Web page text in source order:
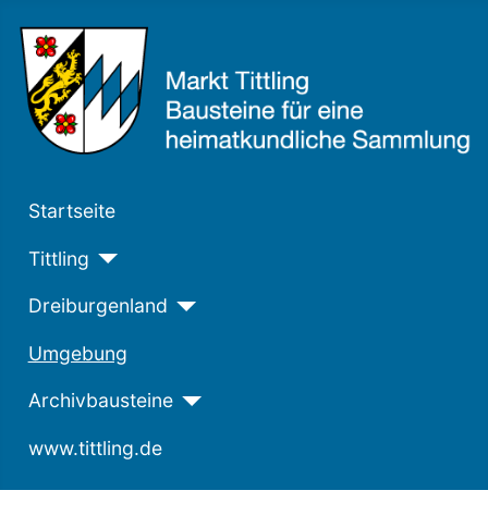
Startseite
Tittling
Dreiburgenland
Umgebung
Archivbausteine
www.tittling.de